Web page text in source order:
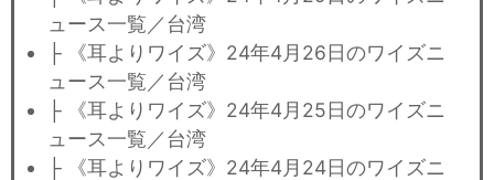
ュース一覧／台湾
├ 《耳よりワイズ》24年4月26日のワイズニ
ュース一覧／台湾
├ 《耳よりワイズ》24年4月25日のワイズニ
ュース一覧／台湾
├ 《耳よりワイズ》24年4月24日のワイズニ